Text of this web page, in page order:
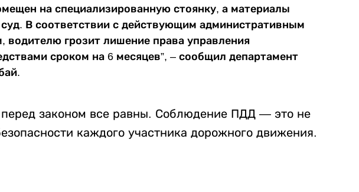
на специализированную стоянку, а материалы
В соответствии с действующим административным
водителю грозит лишение права управления
сроком на 6 месяцев”, – сообщил департамент
законом все равны. Соблюдение ПДД — это не
каждого участника дорожного движения.